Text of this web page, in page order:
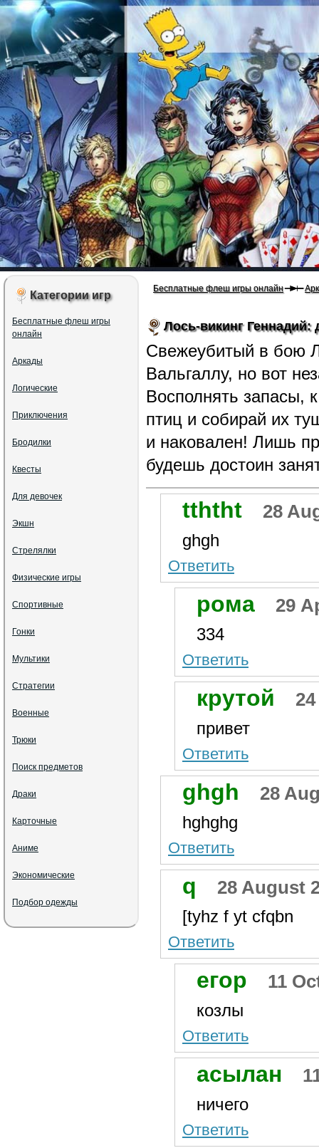
Бесплатные флеш игры онлайн
Лось-викинг Геннадий:
Свежеубитый в бою
Вальгаллу, но вот
Восполнять запасы,
птиц и собирай их
и наковален! Лишь
будешь достоин
tththt 28
ghgh
Ответить
рома 29
334
Ответить
крутой
привет
Ответить
ghgh 28
hghghg
Ответить
q 28 August
[tyhz f yt cfqbn
Ответить
егор 11
козлы
Ответить
асылан
ничего
Ответить
Категории игр
Бесплатные флеш игры
онлайн
Аркады
Логические
Приключения
Бродилки
Квесты
Для девочек
Экшн
Стрелялки
Физические игры
Спортивные
Гонки
Мультики
Стратегии
Военные
Трюки
Поиск предметов
Драки
Карточные
Аниме
Экономические
Подбор одежды